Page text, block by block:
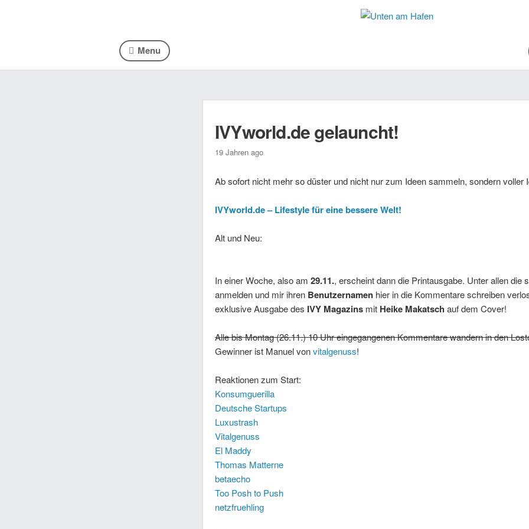
Menu
IVYworld.de gelauncht!
19 Jahren ago
Ab sofort nicht mehr so düster und nicht nur zum Ideen sammeln, sondern voller
IVYworld.de – Lifestyle für eine bessere Welt!
Alt und Neu:
In einer Woche, also am 29.11., erscheint dann die Printausgabe. Unter allen die
anmelden und mir ihren Benutzernamen hier in die Kommentare schreiben
exklusive Ausgabe des IVY Magazins mit Heike Makatsch auf dem Cover!
Alle bis Montag (26.11.) 10 Uhr eingegangenen Kommentare wandern in den
Gewinner ist Manuel vonvitalgenuss!
Reaktionen zum Start:
Konsumguerilla
Deutsche Startups
Luxustrash
Vitalgenuss
El Maddy
Thomas Matterne
betaecho
Too Posh to Push
netzfruehling